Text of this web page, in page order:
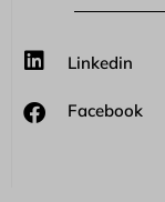
Linkedin
Facebook